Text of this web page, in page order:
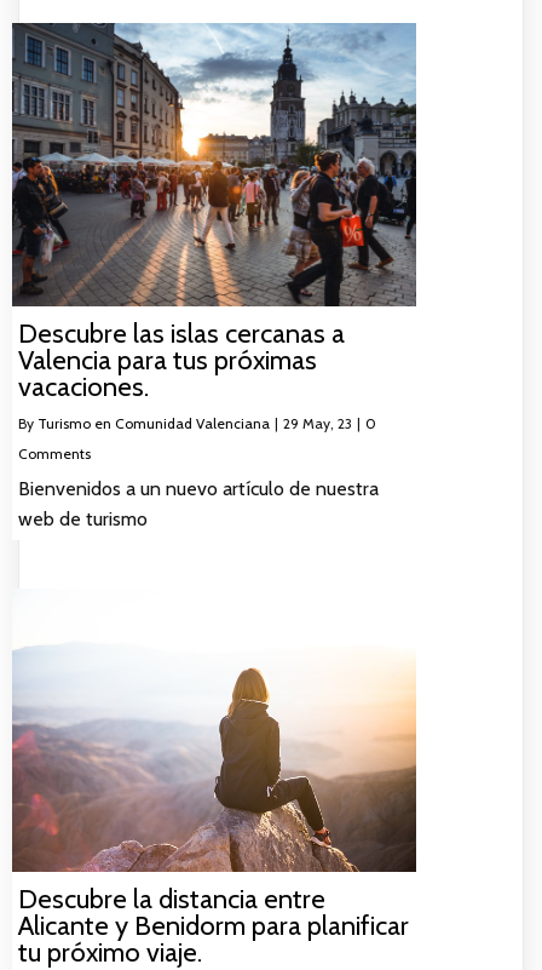
Descubre las islas cercanas a
Valencia para tus próximas
vacaciones.
By Turismo en Comunidad Valenciana | 29 May, 23 | 0
Comments
Bienvenidos a un nuevo artículo de nuestra
web de turismo
Descubre la distancia entre
Alicante y Benidorm para planificar
tu próximo viaje.